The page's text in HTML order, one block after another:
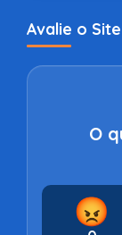
Avalie o Site
O
😡